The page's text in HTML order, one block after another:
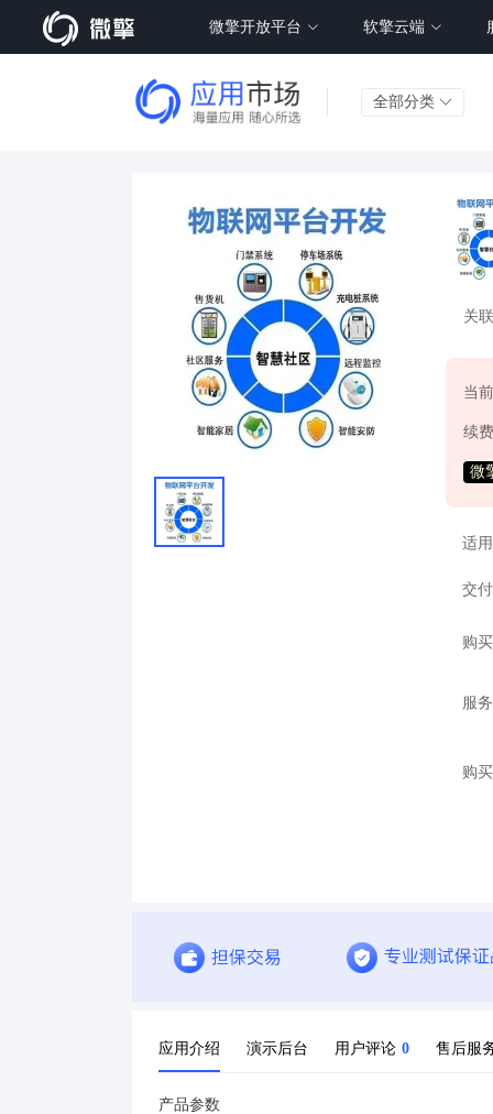
微擎开放平台 软擎云端
全部分类
关
当
续
微
适
交
购
服
购
应用介绍 演示后台 用户评论 0 售后服
产品参数